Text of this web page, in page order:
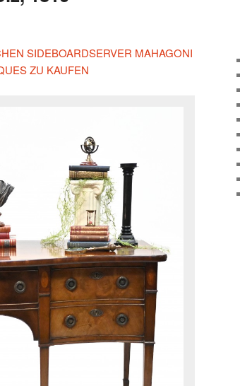
SIDEBOARDSERVER MAHAGONI
ZU KAUFEN